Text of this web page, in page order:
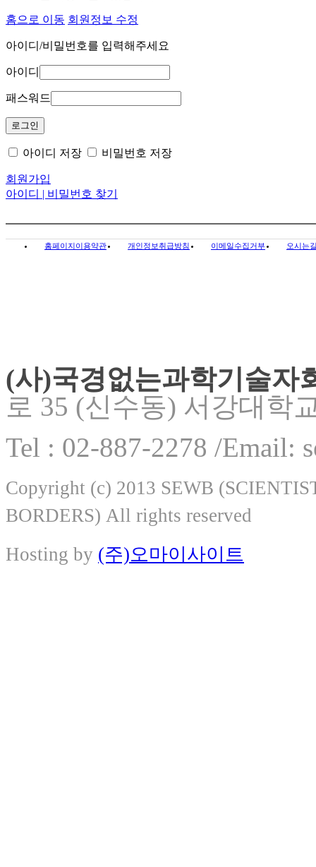
홈으로 이동 회원정보 수정
아이디/비밀번호를 입력해주세요
아이디
패스워드
아이디 저장 비밀번호 저장
회원가입
아이디 | 비밀번호 찾기
홈페이지이용약관 개인정보취급방침 이메일수집거부 오시는
(사)국경없는과학기술자
로 35 (신수동) 서강대학
Tel : 02-887-2278 /Email:
Copyright (c) 2013 SEWB
BORDERS) All rights reserved
Hosting by (주)오마이사이트